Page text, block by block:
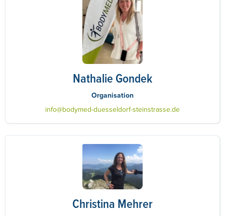
Nathalie Gondek
Organisation
info@bodymed-duesseldorf-steinstrasse.de
Christina Mehrer